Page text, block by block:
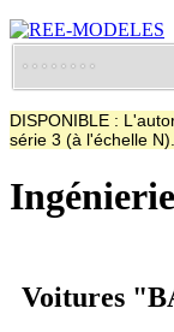
DISPONIBLE :
série 3 (à l'échelle
Voitures